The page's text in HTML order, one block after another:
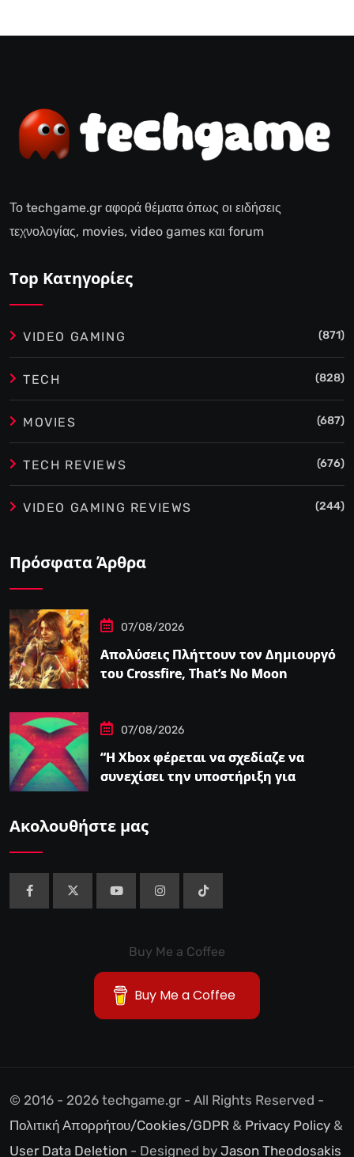
Το techgame.gr αφορά θέματα όπως οι ειδήσεις
τεχνολογίας, movies, video games και forum
Top Κατηγορίες
VIDEO GAMING (871)
TECH (828)
MOVIES (687)
TECH REVIEWS (676)
VIDEO GAMING REVIEWS (244)
Πρόσφατα Άρθρα
07/08/2026
Απολύσεις Πλήττουν τον Δημιουργό
του Crossfire, That’s No Moon
07/08/2026
“Η Xbox φέρεται να σχεδίαζε να
συνεχίσει την υποστήριξη για
Ακολουθήστε μας
Buy Me a Coffee
Buy Me a Coffee
© 2016 - 2026 techgame.gr - All Rights Reserved -
Πολιτική Απορρήτου/Cookies/GDPR & Privacy Policy &
User Data Deletion - Designed by Jason Theodosakis